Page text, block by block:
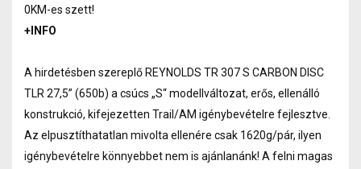
0KM-es szett!
+INFO
A hirdetésben szereplő REYNOLDS TR 307 S CARBON DISC
TLR 27,5” (650b) a csúcs „S“ modellváltozat, erős, ellenálló
konstrukció, kifejezetten Trail/AM igénybevételre fejlesztve.
Az elpusztíthatatlan mivolta ellenére csak 1620g/pár, ilyen
igénybevételre könnyebbet nem is ajánlanánk! A felni magas